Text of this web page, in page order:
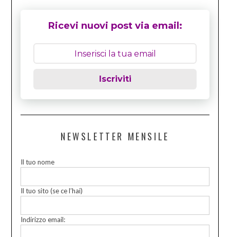
Ricevi nuovi post via email:
Iscriviti
NEWSLETTER MENSILE
Il tuo nome
Il tuo sito (se ce l’hai)
Indirizzo email: